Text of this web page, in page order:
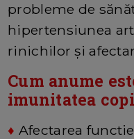
probleme de
hipertensiunea
rinichilor și
Cum anume
imunitatea
♦ Afectarea